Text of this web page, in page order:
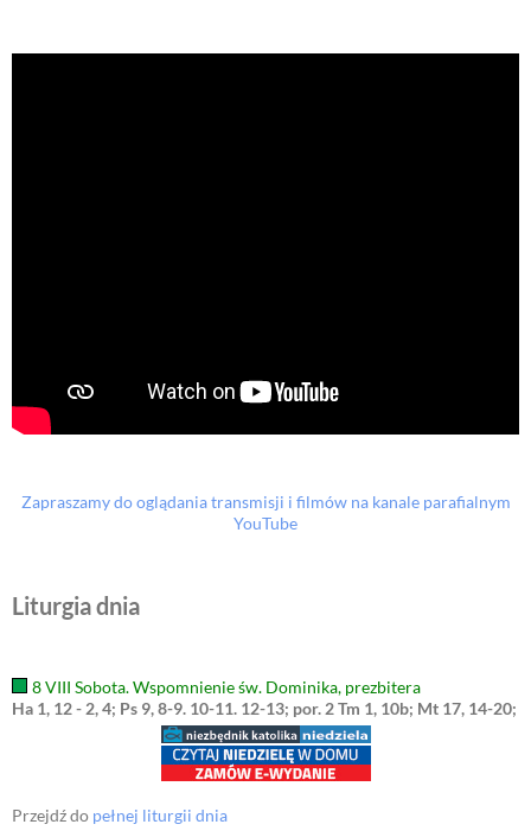
Zapraszamy do oglądania transmisji i filmów na kanale parafialnym
YouTube
Liturgia dnia
8 VIII Sobota. Wspomnienie św. Dominika, prezbitera
Ha 1, 12 - 2, 4; Ps 9, 8-9. 10-11. 12-13; por. 2 Tm 1, 10b; Mt 17, 14-20;
Przejdź do pełnej liturgii dnia